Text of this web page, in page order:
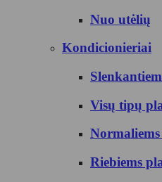
Nuo utėlių
Kondicionieriai
Visų tipų
Riebiems